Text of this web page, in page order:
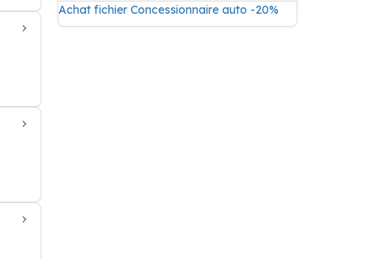
Achat fichier Concessionnaire auto -20%